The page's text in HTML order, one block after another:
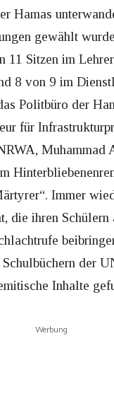
Hamas
gewählt
11 Sitzen im
8 von 9 im
Politbüro der
für
Muhammad
Immer
die ihren Schülern
der
Inhalte
Werbung